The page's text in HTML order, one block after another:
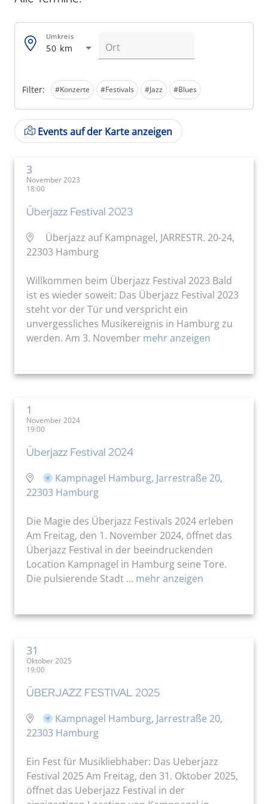
Filter: #Konzerte #Festivals #Jazz #Blues
50 km
Umkreis
Events auf der Karte anzeigen
3
November 2023
18:00
Überjazz Festival 2023
Überjazz auf Kampnagel, JARRESTR. 20-24,
22303 Hamburg
Willkommen beim Überjazz Festival 2023 Bald
ist es wieder soweit: Das Überjazz Festival 2023
steht vor der Tür und verspricht ein
unvergessliches Musikereignis in Hamburg zu
werden. Am 3. November mehr anzeigen
1
November 2024
19:00
Überjazz Festival 2024
Kampnagel Hamburg, Jarrestraße 20,
22303 Hamburg
Die Magie des Überjazz Festivals 2024 erleben
Am Freitag, den 1. November 2024, öffnet das
Überjazz Festival in der beeindruckenden
Location Kampnagel in Hamburg seine Tore.
Die pulsierende Stadt ... mehr anzeigen
31
Oktober 2025
19:00
ÜBERJAZZ FESTIVAL 2025
Kampnagel Hamburg, Jarrestraße 20,
22303 Hamburg
Ein Fest für Musikliebhaber: Das Ueberjazz
Festival 2025 Am Freitag, den 31. Oktober 2025,
öffnet das Ueberjazz Festival in der